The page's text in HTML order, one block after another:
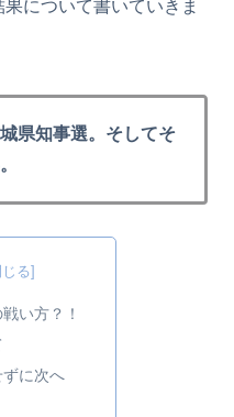
について書いていきま
県知事選。そしてそ
い方？！
に次へ